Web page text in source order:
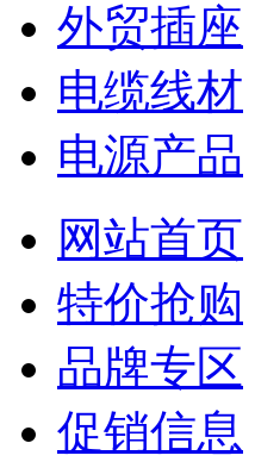
外贸插座
电缆线材
电源产品
网站首页
特价抢购
品牌专区
促销信息